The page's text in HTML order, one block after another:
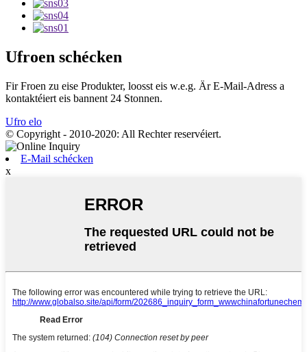
Ufroen schécken
Fir Froen zu eise Produkter, loosst eis w.e.g. Är E-Mail-Adress a
kontaktéiert eis bannent 24 Stonnen.
Ufro elo
© Copyright - 2010-2020: All Rechter reservéiert.
E-Mail schécken
x